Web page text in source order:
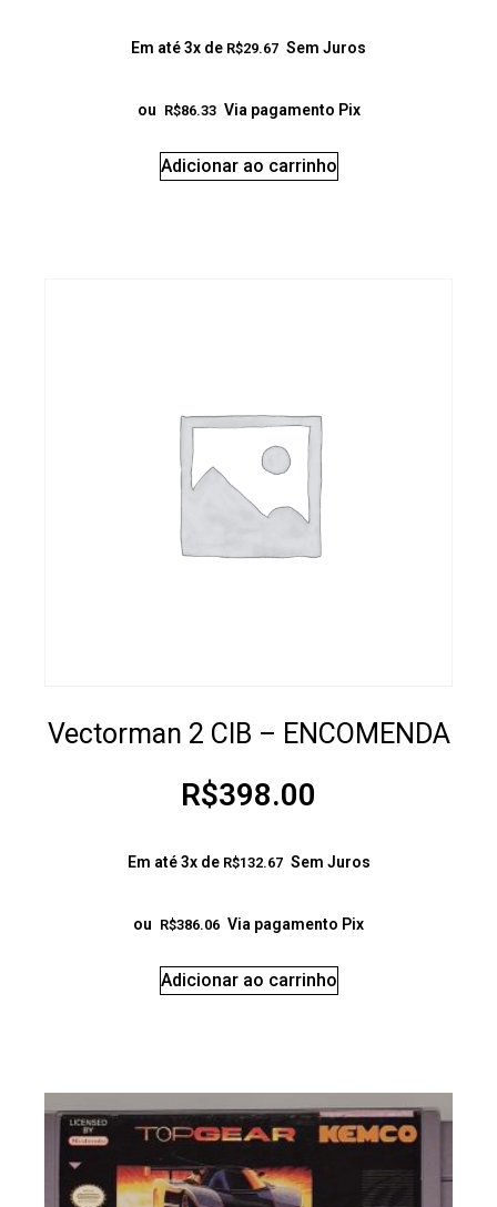
Em até 3x de R$29.67 Sem Juros
ou R$86.33 Via pagamento Pix
Adicionar ao carrinho
Vectorman 2 CIB – ENCOMENDA
R$398.00
Em até 3x de R$132.67 Sem Juros
ou R$386.06 Via pagamento Pix
Adicionar ao carrinho